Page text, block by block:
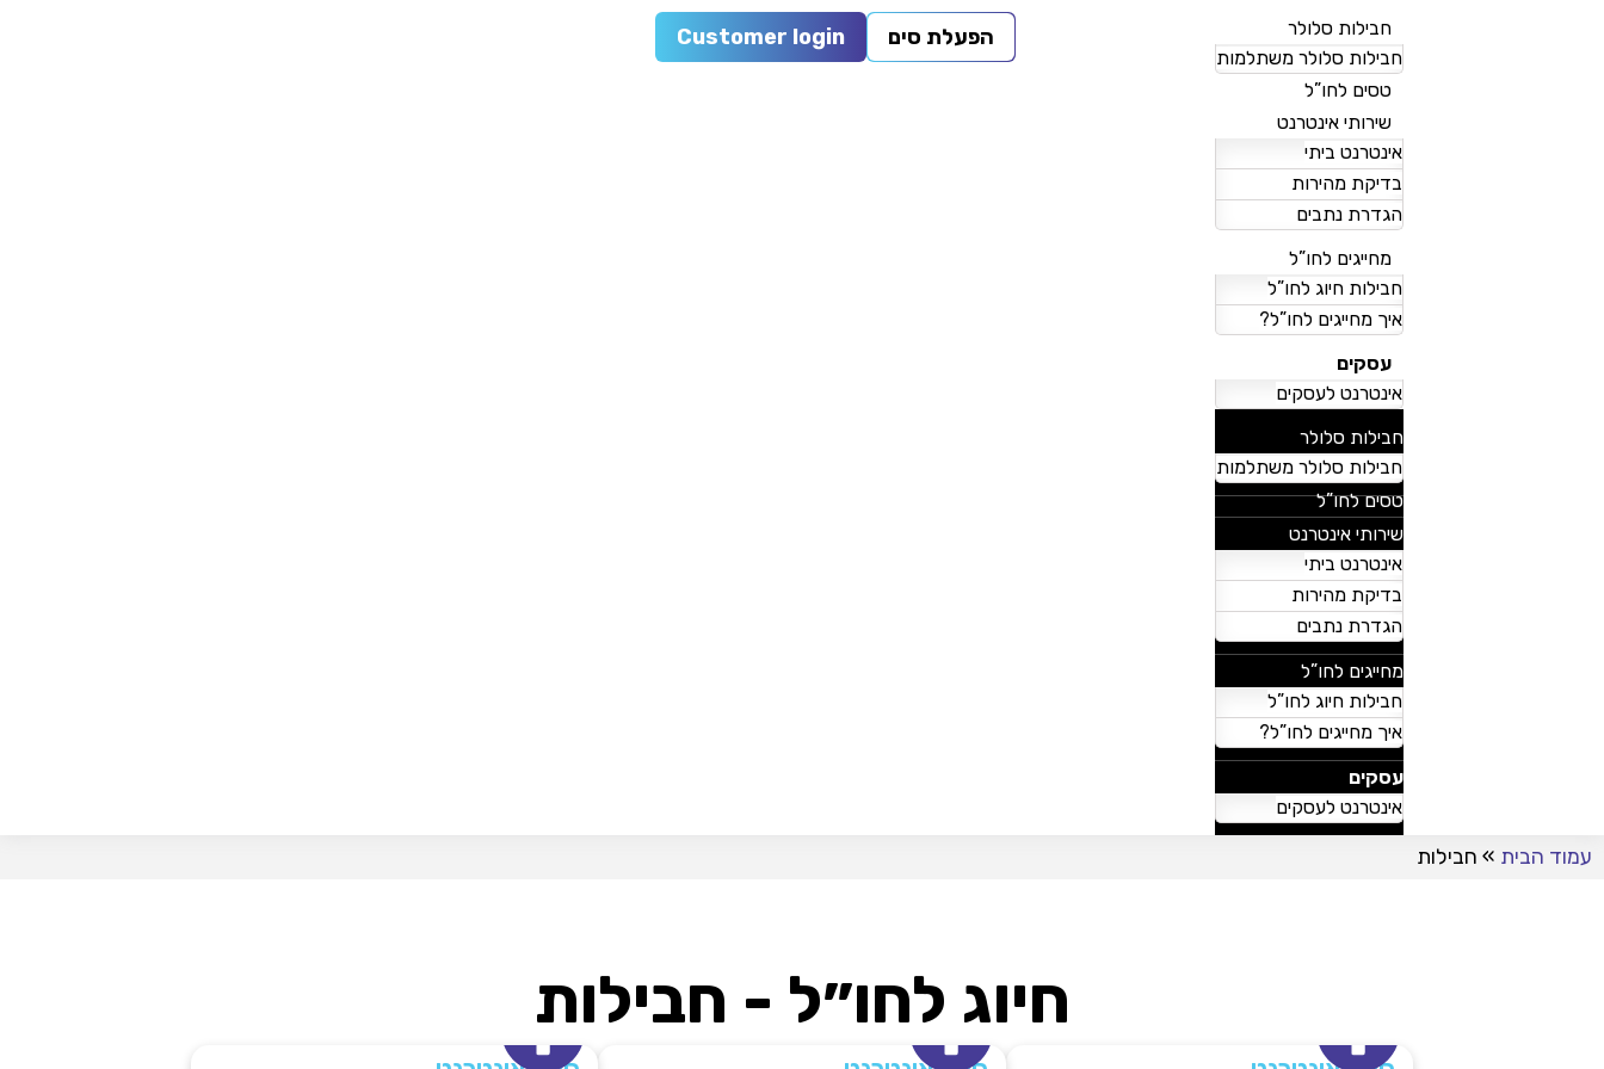
חבילות סלולר
חבילות סלולר משתלמות
טסים לחו”ל
שירותי אינטרנט
אינטרנט ביתי
בדיקת מהירות
הגדרת נתבים
מחייגים לחו”ל
חבילות חיוג לחו”ל
איך מחייגים לחו”ל?
עסקים
אינטרנט לעסקים
חבילות סלולר
חבילות סלולר משתלמות
טסים לחו”ל
שירותי אינטרנט
אינטרנט ביתי
בדיקת מהירות
הגדרת נתבים
מחייגים לחו”ל
חבילות חיוג לחו”ל
איך מחייגים לחו”ל?
עסקים
אינטרנט לעסקים
הפעלת סים Customer login
עמוד הבית » חבילות
חיוג לחו״ל - חבילות